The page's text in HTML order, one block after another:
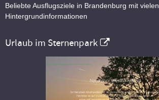
Beliebte Ausflugsziele in Brandenburg mit vielen
Hintergrundinformationen
Urlaub im Sternenpark